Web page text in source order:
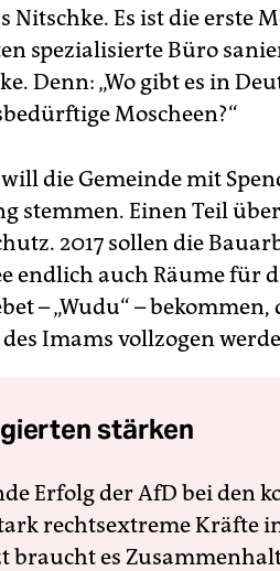
Nitschke. Es ist die erste
spezialisierte Büro
Denn: „Wo gibt es in
Moscheen?“
die Gemeinde mit
stemmen. Einen Teil
2017 sollen die
endlich auch Räume für
– „Wudu“ –
Imams vollzogen
stärken
Erfolg der AfD bei den
rechtsextreme Kräfte
braucht es